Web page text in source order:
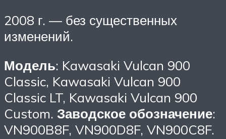
2008 г. — без существенных
изменений.
Модель: Kawasaki Vulcan 900
Classic, Kawasaki Vulcan 900
Classic LT, Kawasaki Vulcan 900
Custom. Заводское обозначение:
VN900B8F, VN900D8F, VN900C8F.